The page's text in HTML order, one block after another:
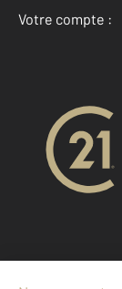
Votre compte :